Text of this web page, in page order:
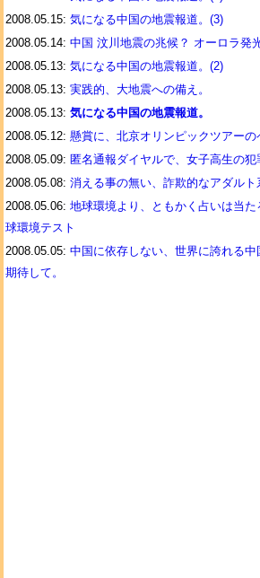
2008.05.15: 気になる中国の地震報道。(3)
2008.05.14: 中国 汶川地震の兆候？ オーロラ発
2008.05.13: 気になる中国の地震報道。(2)
2008.05.13: 実践的、大地震への備え。
2008.05.13: 気になる中国の地震報道。
2008.05.12: 懸賞に、北京オリンピックツアーの
2008.05.09: 匿名通報ダイヤルで、女子高生の犯
2008.05.08: 消える事の無い、詐欺的なアダルト
2008.05.06: 地球環境より、ともかく占いは当
球環境テスト
2008.05.05: 中国に依存しない、世界に誇れる
期待して。